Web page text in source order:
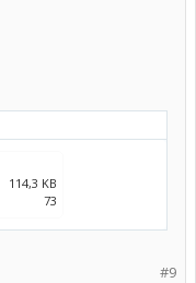
114,3 KB
73
#9